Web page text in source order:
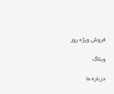
فروش ویژه روز
وبلاگ
درباره ما